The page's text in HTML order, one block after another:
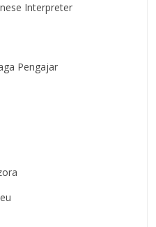
Interpreter
Pengajar